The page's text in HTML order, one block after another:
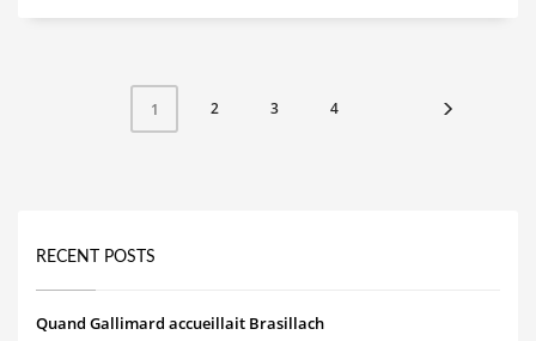
1 2 3 4
RECENT POSTS
Quand Gallimard accueillait Brasillach